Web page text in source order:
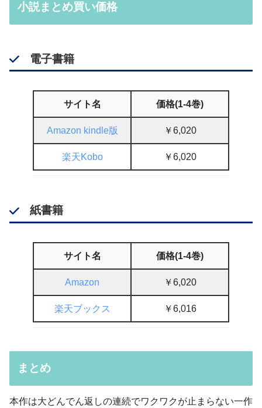
小説まとめ買い価格
電子書籍
サイト名 価格(1-4巻)
Amazon kindle版 ￥6,020
楽天Kobo ￥6,020
紙書籍
サイト名 価格(1-4巻)
Amazon ￥6,020
楽天ブックス ￥6,016
まとめ
本作は大どんでん返しの連続でワクワクが止まらない一作